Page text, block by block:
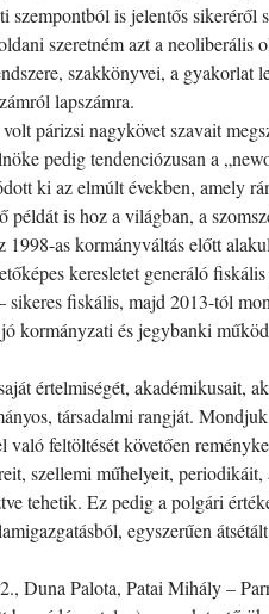
szempontból is jelentős
szeretném azt a
szakkönyvei, a gyakorlat
lapszámra.
párizsi nagykövet szavait
pedig tendenciózusan a
ki az elmúlt években, amely
példát is hoz a világban, a
1998-as kormányváltás előtt
keresletet generáló
fiskális, majd 2013-tól
kormányzati és jegybanki
értelmiségét, akadémikusait,
társadalmi rangját.
való feltöltését követően
szellemi műhelyeit,
tehetik. Ez pedig a polgári
egyszerűen
Duna Palota, Patai Mihály –